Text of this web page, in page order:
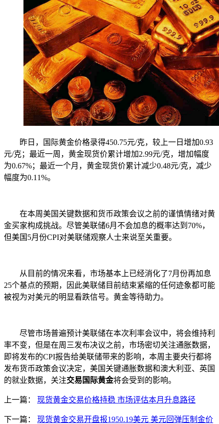
昨日，国际黄金价格录得450.75元/克，较上一日增加0.93
元/克；最近一周，黄金现货价累计增加2.99元/克，增加幅度
为0.67%；最近一个月，黄金现货价累计减少0.48元/克，减少
幅度为0.11%。
在本周美国关键数据和货币政策会议之前的谨慎情绪对黄
金买家构成挑战。尽管美联储6月不会加息的概率达到70%，
但美国5月份CPI对美联储观察人士来说至关重要。
从目前的情况来看，市场基本上已经消化了7月份再加息
25个基点的预期，因此美联储目前结束紧缩的任何迹象都可能
被视为对美元的明显看跌信号。黄金等待助力。
尽管市场普遍预计美联储在本次利率会议中，将会维持利
率不变，但是在周三发布决议之前，市场密切关注通胀数据，
即将发布的CPI报告给美联储带来的影响，本周主要央行都将
发布货币政策会议决定，美国关键通胀数据和澳大利亚、英国
的就业数据，关注交易国际黄金将会受到的影响。
上一篇： 现货黄金交易价格持稳 市场评估本月升息路径
下一篇： 现货黄金交易开盘报1950.19美元 美元回弹压制金价